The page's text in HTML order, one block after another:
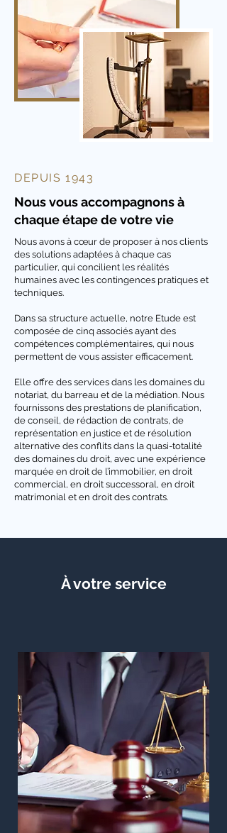
DEPUIS 1943
Nous vous accompagnons à
chaque étape de votre vie
Nous avons à cœur de proposer à nos clients
des solutions adaptées à chaque cas
particulier, qui concilient les réalités
humaines avec les contingences pratiques et
techniques.
Dans sa structure actuelle, notre Etude est
composée de cinq associés ayant des
compétences complémentaires, qui nous
permettent de vous assister efficacement.
Elle offre des services dans les domaines du
notariat, du barreau et de la médiation. Nous
fournissons des prestations de planification,
de conseil, de rédaction de contrats, de
représentation en justice et de résolution
alternative des conflits dans la quasi-totalité
des domaines du droit, avec une expérience
marquée en droit de l’immobilier, en droit
commercial, en droit successoral, en droit
matrimonial et en droit des contrats.
À votre service